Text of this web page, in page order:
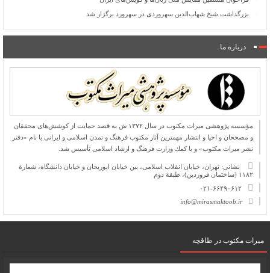
بزرگداشت شیخ شهاب‌الدین سهروردی در سهرورد برگزار شد
درباره ما
مؤسسه پژوهشی میراث مكتوب در سال ۱۳۷۲ ش به قصد حمایت از كوشش‌های محققان
و مصححان و احیا و انتشار مهمترین آثار مكتوب فرهنگ و تمدن اسلامی و ایرانی با نام «دفتر
نشر میراث مكتوب» و با كمك وزارت فرهنگ و ارشاد اسلامی تأسیس شد.
نشانی: تهران، خیابان انقلاب اسلامی، بین خیابان ابوریحان و خیابان دانشگاه، شمارۀ
۱۱۸۲ (ساختمان فروردین)، طبقۀ دوم
۰۲۱-۶۶۴۹۰۶۱۲
info@mirasmaktoob.ir
میرات مکتوب در طاقچه